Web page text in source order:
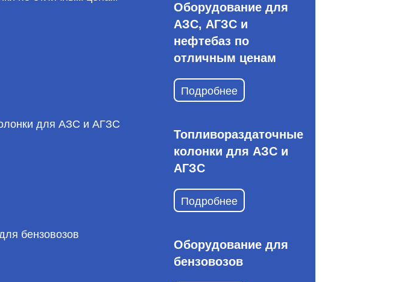
Оборудование для
АЗС, АГЗС и
нефтебаз по
отличным ценам
Подробнее
Топливораздаточные
колонки для АЗС и
АГЗС
Подробнее
Оборудование для
бензовозов